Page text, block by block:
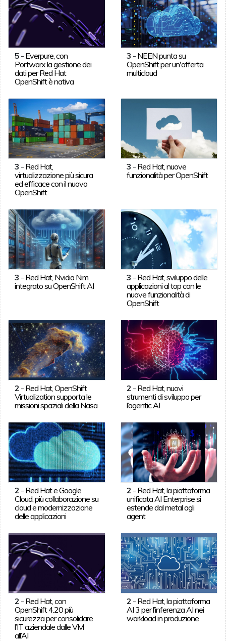
5- Everpure, con
Portworx la gestione dei
dati per Red Hat
OpenShift è nativa
3 - NEEN punta su
OpenShift per un'offerta
multicloud
3 - Red Hat,
virtualizzazione più sicura
ed efficace con il nuovo
OpenShift
3 - Red Hat, nuove
funzionalità per OpenShift
3 - Red Hat, Nvidia Nim
integrato su OpenShift AI
3 - Red Hat, sviluppo delle
applicazioni al top con le
nuove funzionalità di
OpenShift
2- Red Hat, OpenShift
Virtualization supporta le
missioni spaziali della Nasa
2 - Red Hat, nuovi
strumenti di sviluppo per
l’agentic AI
2- Red Hat e Google
Cloud, più collaborazione su
cloud e modernizzazione
delle applicazioni
2 - Red Hat, la piattaforma
unificata AI Enterprise si
estende dal metal agli
agent
2- Red Hat, con
OpenShift 4.20 più
sicurezza per consolidare
l’IT aziendale dalle VM
all’AI
2 - Red Hat, la piattaforma
AI 3 per l’inferenza AI nei
workload in produzione